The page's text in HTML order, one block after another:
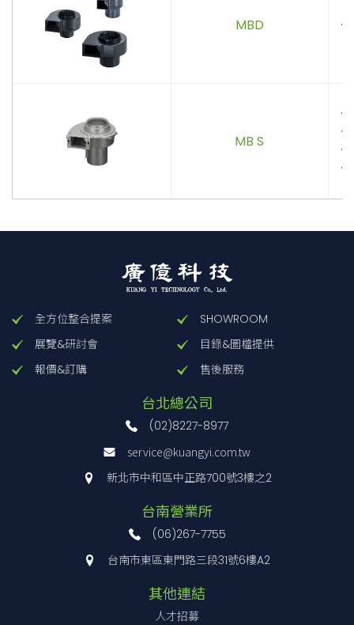
MBD
MB S
全方位整合提案
SHOWROOM
展覽&研討會
目錄&圖檔提供
報價&訂購
售後服務
台北總公司
(02)8227-8977
service@kuangyi.com.tw
新北市中和區中正路700號3樓之2
台南營業所
(06)267-7755
台南市東區東門路三段31號6樓A2
其他連結
人才招募